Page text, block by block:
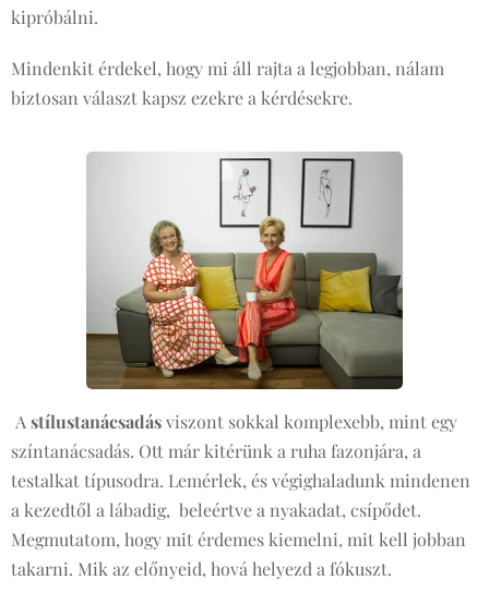
kipróbálni.
Mindenkit érdekel, hogy mi áll rajta a legjobban, nálam
biztosan választ kapsz ezekre a kérdésekre.
A stílustanácsadásviszont sokkal komplexebb, mint egy
színtanácsadás. Ott már kitérünk a ruha fazonjára, a
testalkat típusodra. Lemérlek, és végighaladunk mindenen
a kezedtől a lábadig, beleértve a nyakadat, csípődet.
Megmutatom, hogy mit érdemes kiemelni, mit kell jobban
takarni. Mik az előnyeid, hová helyezd a fókuszt.